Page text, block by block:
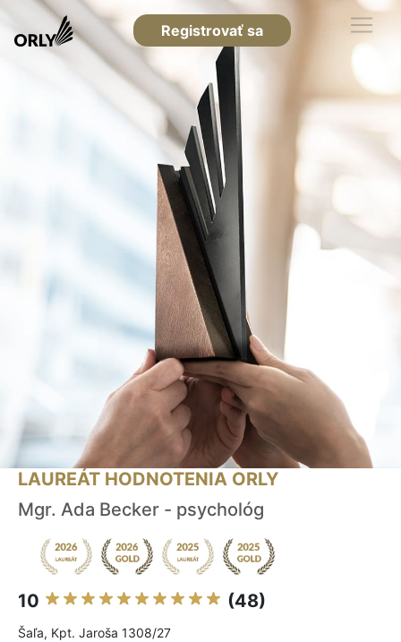
Registrovať sa
LAUREÁT HODNOTENIA ORLY
Mgr. Ada Becker - psychológ
10 (48)
Šaľa, Kpt. Jaroša 1308/27